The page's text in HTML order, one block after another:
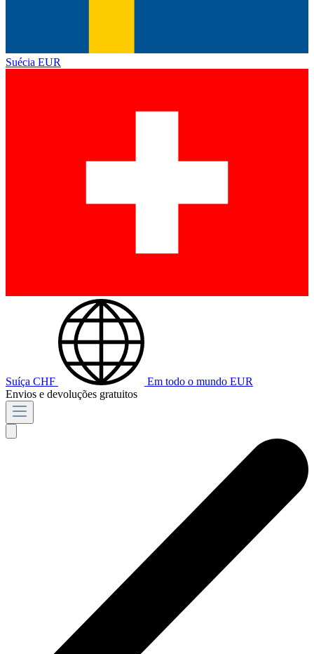
Suécia EUR
Suíça CHF Em todo o mundo EUR
Envios e devoluções gratuitos